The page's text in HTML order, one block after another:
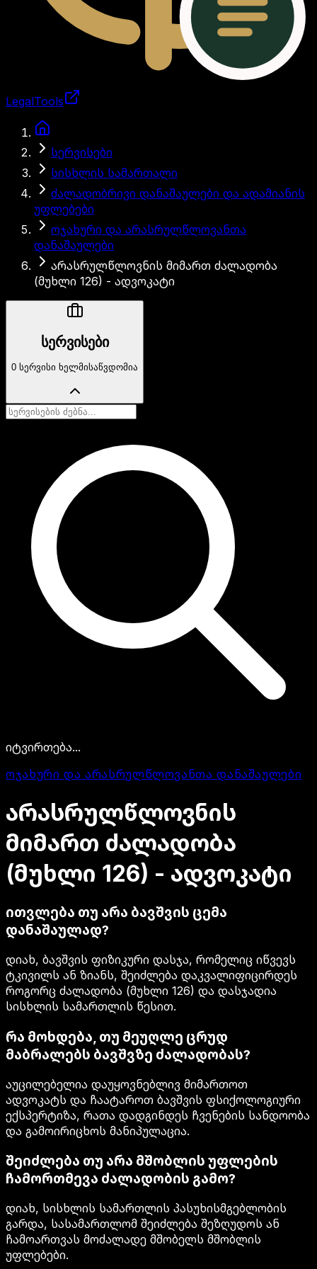
LegalTools
სერვისები
სისხლის სამართალი
ძალადობრივი დანაშაულები და ადამიანის
უფლებები
ოჯახური და არასრულწლოვანთა
დანაშაულები
არასრულწლოვნის მიმართ ძალადობა
(მუხლი 126) - ადვოკატი
სერვისები
0 სერვისი ხელმისაწვდომია
იტვირთება...
ოჯახური და არასრულწლოვანთა დანაშაულები
არასრულწლოვნის
მიმართ ძალადობა
(მუხლი 126) - ადვოკატი
ითვლება თუ არა ბავშვის ცემა
დანაშაულად?
დიახ, ბავშვის ფიზიკური დასჯა, რომელიც იწვევს
ტკივილს ან ზიანს, შეიძლება დაკვალიფიცირდეს
როგორც ძალადობა (მუხლი 126) და დასჯადია
სისხლის სამართლის წესით.
რა მოხდება, თუ მეუღლე ცრუდ
მაბრალებს ბავშვზე ძალადობას?
აუცილებელია დაუყოვნებლივ მიმართოთ
ადვოკატს და ჩაატაროთ ბავშვის ფსიქოლოგიური
ექსპერტიზა, რათა დადგინდეს ჩვენების სანდოობა
და გამოირიცხოს მანიპულაცია.
შეიძლება თუ არა მშობლის უფლების
ჩამორთმევა ძალადობის გამო?
დიახ, სისხლის სამართლის პასუხისმგებლობის
გარდა, სასამართლომ შეიძლება შეზღუდოს ან
ჩამოართვას მოძალადე მშობელს მშობლის
უფლებები.